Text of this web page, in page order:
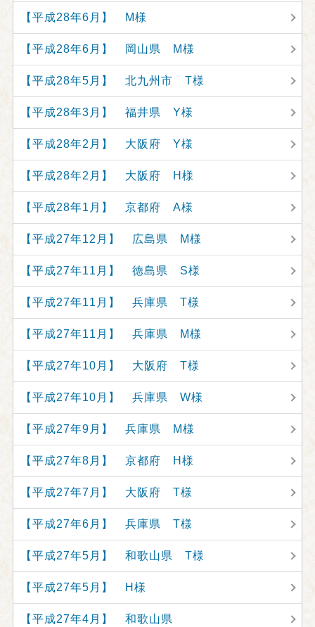
【平成28年6月】 M様
【平成28年6月】 岡山県 M様
【平成28年5月】 北九州市 T様
【平成28年3月】 福井県 Y様
【平成28年2月】 大阪府 Y様
【平成28年2月】 大阪府 H様
【平成28年1月】 京都府 A様
【平成27年12月】 広島県 M様
【平成27年11月】 徳島県 S様
【平成27年11月】 兵庫県 T様
【平成27年11月】 兵庫県 M様
【平成27年10月】 大阪府 T様
【平成27年10月】 兵庫県 W様
【平成27年9月】 兵庫県 M様
【平成27年8月】 京都府 H様
【平成27年7月】 大阪府 T様
【平成27年6月】 兵庫県 T様
【平成27年5月】 和歌山県 T様
【平成27年5月】 H様
【平成27年4月】 和歌山県